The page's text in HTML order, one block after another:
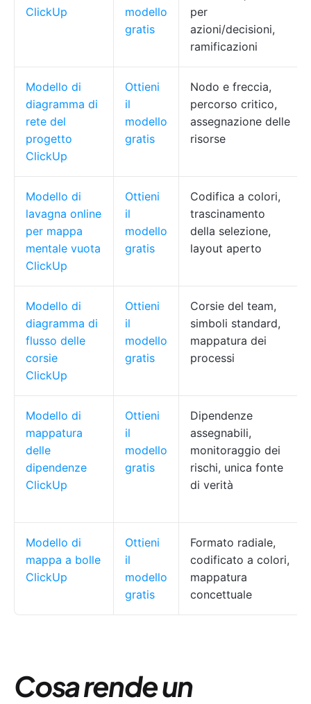
ClickUp
modello
gratis
per
azioni/decisioni,
ramificazioni
Modello di
diagramma di
rete del
progetto
ClickUp
Ottieni
il
modello
gratis
Nodo e freccia,
percorso critico,
assegnazione delle
risorse
Modello di
lavagna online
per mappa
mentale vuota
ClickUp
Ottieni
il
modello
gratis
Codifica a colori,
trascinamento
della selezione,
layout aperto
Modello di
diagramma di
flusso delle
corsie
ClickUp
Ottieni
il
modello
gratis
Corsie del team,
simboli standard,
mappatura dei
processi
Modello di
mappatura
delle
dipendenze
ClickUp
Ottieni
il
modello
gratis
Dipendenze
assegnabili,
monitoraggio dei
rischi, unica fonte
di verità
Modello di
mappa a bolle
ClickUp
Ottieni
il
modello
gratis
Formato radiale,
codificato a colori,
mappatura
concettuale
Cosa rende un